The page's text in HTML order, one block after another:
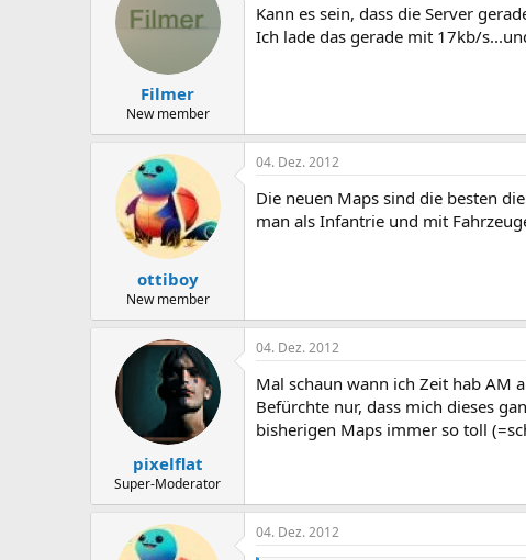
Filmer
New member
Kann es sein, dass die Server
Ich lade das gerade mit 17kb/
ottiboy
New member
04. Dez. 2012
Die neuen Maps sind die besten
man als Infantrie und mit
pixelflat
Super-Moderator
04. Dez. 2012
Mal schaun wann ich Zeit hab AM
Befürchte nur, dass mich dieses
bisherigen Maps immer so toll
04. Dez. 2012